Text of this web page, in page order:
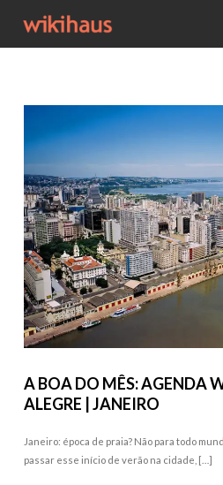
A BOA DO MÊS: AGENDA
ALEGRE | JANEIRO
Janeiro: época de praia? Não para todo
passar esse início de verão na cidade, […]